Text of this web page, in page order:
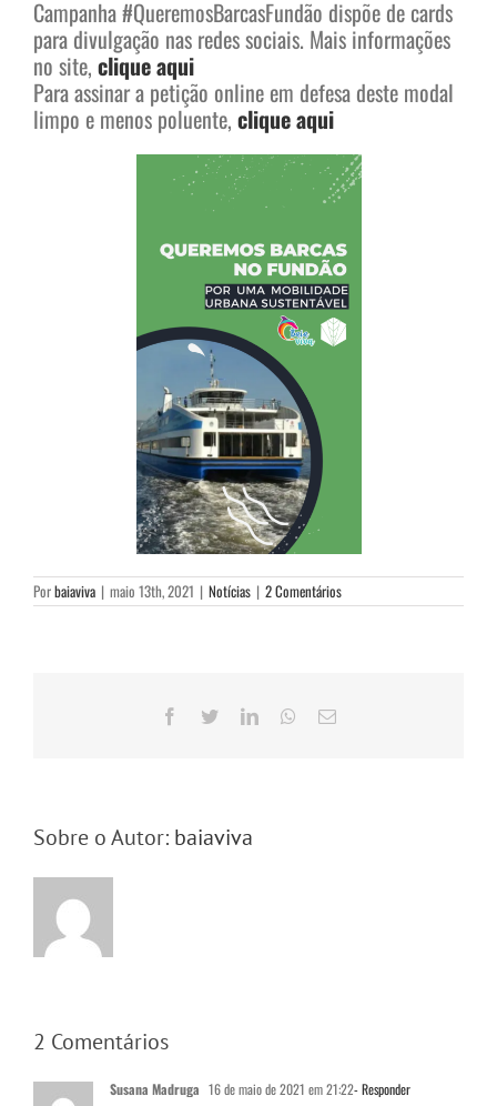
Campanha #QueremosBarcasFundão dispõe de cards
para divulgação nas redes sociais. Mais informações
no site, clique aqui
Para assinar a petição online em defesa deste modal
limpo e menos poluente, clique aqui
Porbaiaviva | maio 13th, 2021 | Notícias | 2 Comentários
Facebook
TwitterLinkedInWhatsApp
E-
Sobre o Autor: baiaviva
2 Comentários
Susana Madruga 16 de maio de 2021 em 21:22- Responder